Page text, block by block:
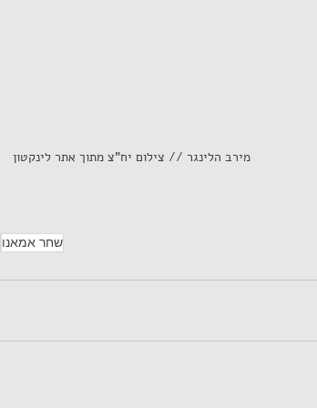
מירב הלינגר // צילום יח"צ מתוך אתר לינקטון
שחר אמאנו